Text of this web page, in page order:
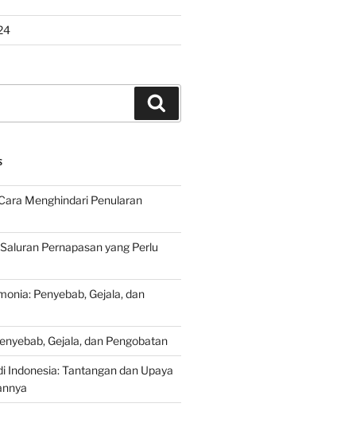
Menghindari Penularan
Pernapasan yang Perlu
Penyebab, Gejala, dan
Gejala, dan Pengobatan
Indonesia: Tantangan dan Upaya